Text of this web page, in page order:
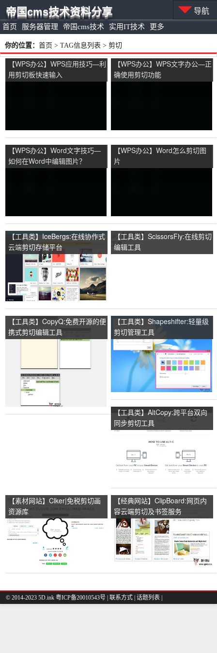
首页 服务器管理 帝国cms技术 实用IT技术 更多
帝国cms技术资料分享 导航
你的位置： 首页 > TAG信息列表 > 剪切
【WPS办公】WPS应用技巧—利
用剪切板快速输入
【WPS办公】WPS文字办公—正
确使用剪切功能
【WPS办公】Word文字技巧—
如何在Word中编辑图片？
【WPS办公】Word怎么剪切图
片
【工具类】IceBergs:在线协作式
云端剪切存储平台
【工具类】ScissorsFly:在线剪切
编辑工具
【工具类】CopyQ:免费开源的便
携式剪切编辑工具
【工具类】Shapeshifter:轻量级
剪切管理工具
【工具类】AltCopy:跨平台双向
同步剪切工具
【素材网站】Clker|免税剪切画
资源库
【经典网站】ClipBoard:网页内
容云端剪切及书签服务
© 2014-2023 5D.ink 粤ICP备20010543号 | 联系方式 | 话题列表 |